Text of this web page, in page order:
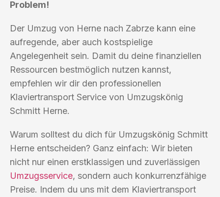
Problem!
Der Umzug von Herne nach Zabrze kann eine
aufregende, aber auch kostspielige
Angelegenheit sein. Damit du deine finanziellen
Ressourcen bestmöglich nutzen kannst,
empfehlen wir dir den professionellen
Klaviertransport Service von Umzugskönig
Schmitt Herne.
Warum solltest du dich für Umzugskönig Schmitt
Herne entscheiden? Ganz einfach: Wir bieten
nicht nur einen erstklassigen und zuverlässigen
Umzugsservice, sondern auch konkurrenzfähige
Preise. Indem du uns mit dem Klaviertransport